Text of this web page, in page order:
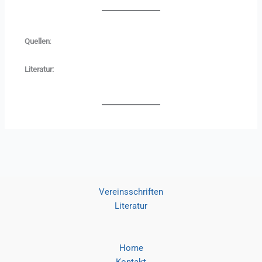
Quellen:
Literatur:
Vereinsschriften
Literatur
Home